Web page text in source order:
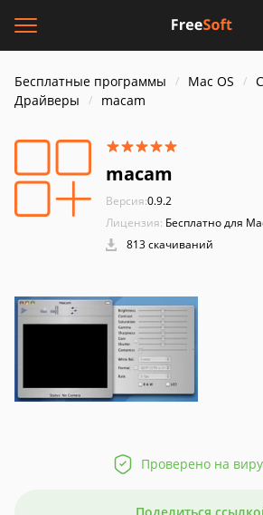
Бесплатные программы Mac OS
Драйверы
macam
macam
Версия:0.9.2
Лицензия: Бесплатно для
813 скачиваний
Проверено на